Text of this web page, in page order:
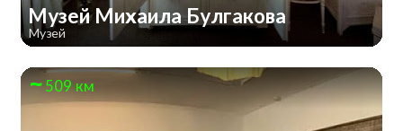
Музей Михаила Булгакова
Музей
509 км